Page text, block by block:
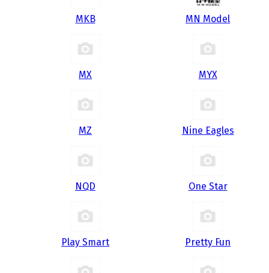
MKB MN Model
MX MYX
MZ Nine Eagles
NQD One Star
Play Smart Pretty Fun